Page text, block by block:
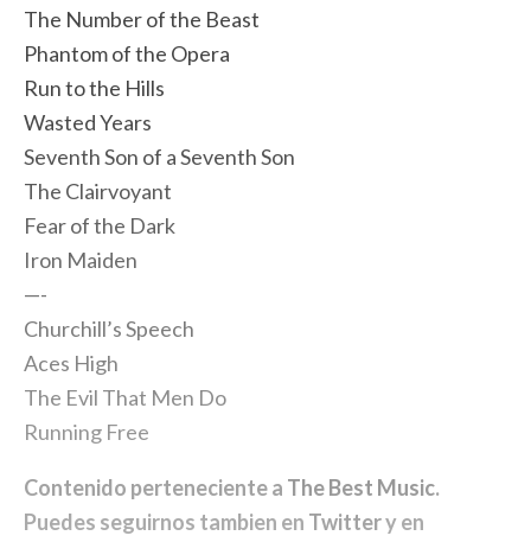
The Number of the Beast
Phantom of the Opera
Run to the Hills
Wasted Years
Seventh Son of a Seventh Son
The Clairvoyant
Fear of the Dark
Iron Maiden
—-
Churchill’s Speech
Aces High
The Evil That Men Do
Running Free
Contenido perteneciente a The Best Music.
Puedes seguirnos tambien en Twittery en